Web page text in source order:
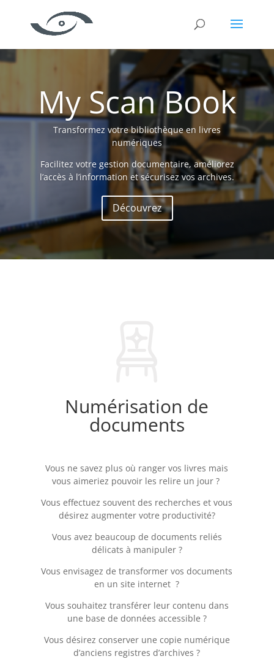
My Scan Book
Transformez votre bibliothèque en livres
numériques
Facilitez votre gestion documentaire, améliorez
l’accès à l’information et sécurisez vos archives.
Découvrez
Lecteur
Numérisation de
documents
Vous ne savez plus où ranger vos livres mais
vous aimeriez pouvoir les relire un jour ?
Vous effectuez souvent des recherches et vous
désirez augmenter votre productivité?
Vous avez beaucoup de documents reliés
délicats à manipuler ?
Vous envisagez de transformer vos documents
en un site internet ?
Vous souhaitez transférer leur contenu dans
une base de données accessible ?
Vous désirez conserver une copie numérique
d’anciens registres d’archives ?